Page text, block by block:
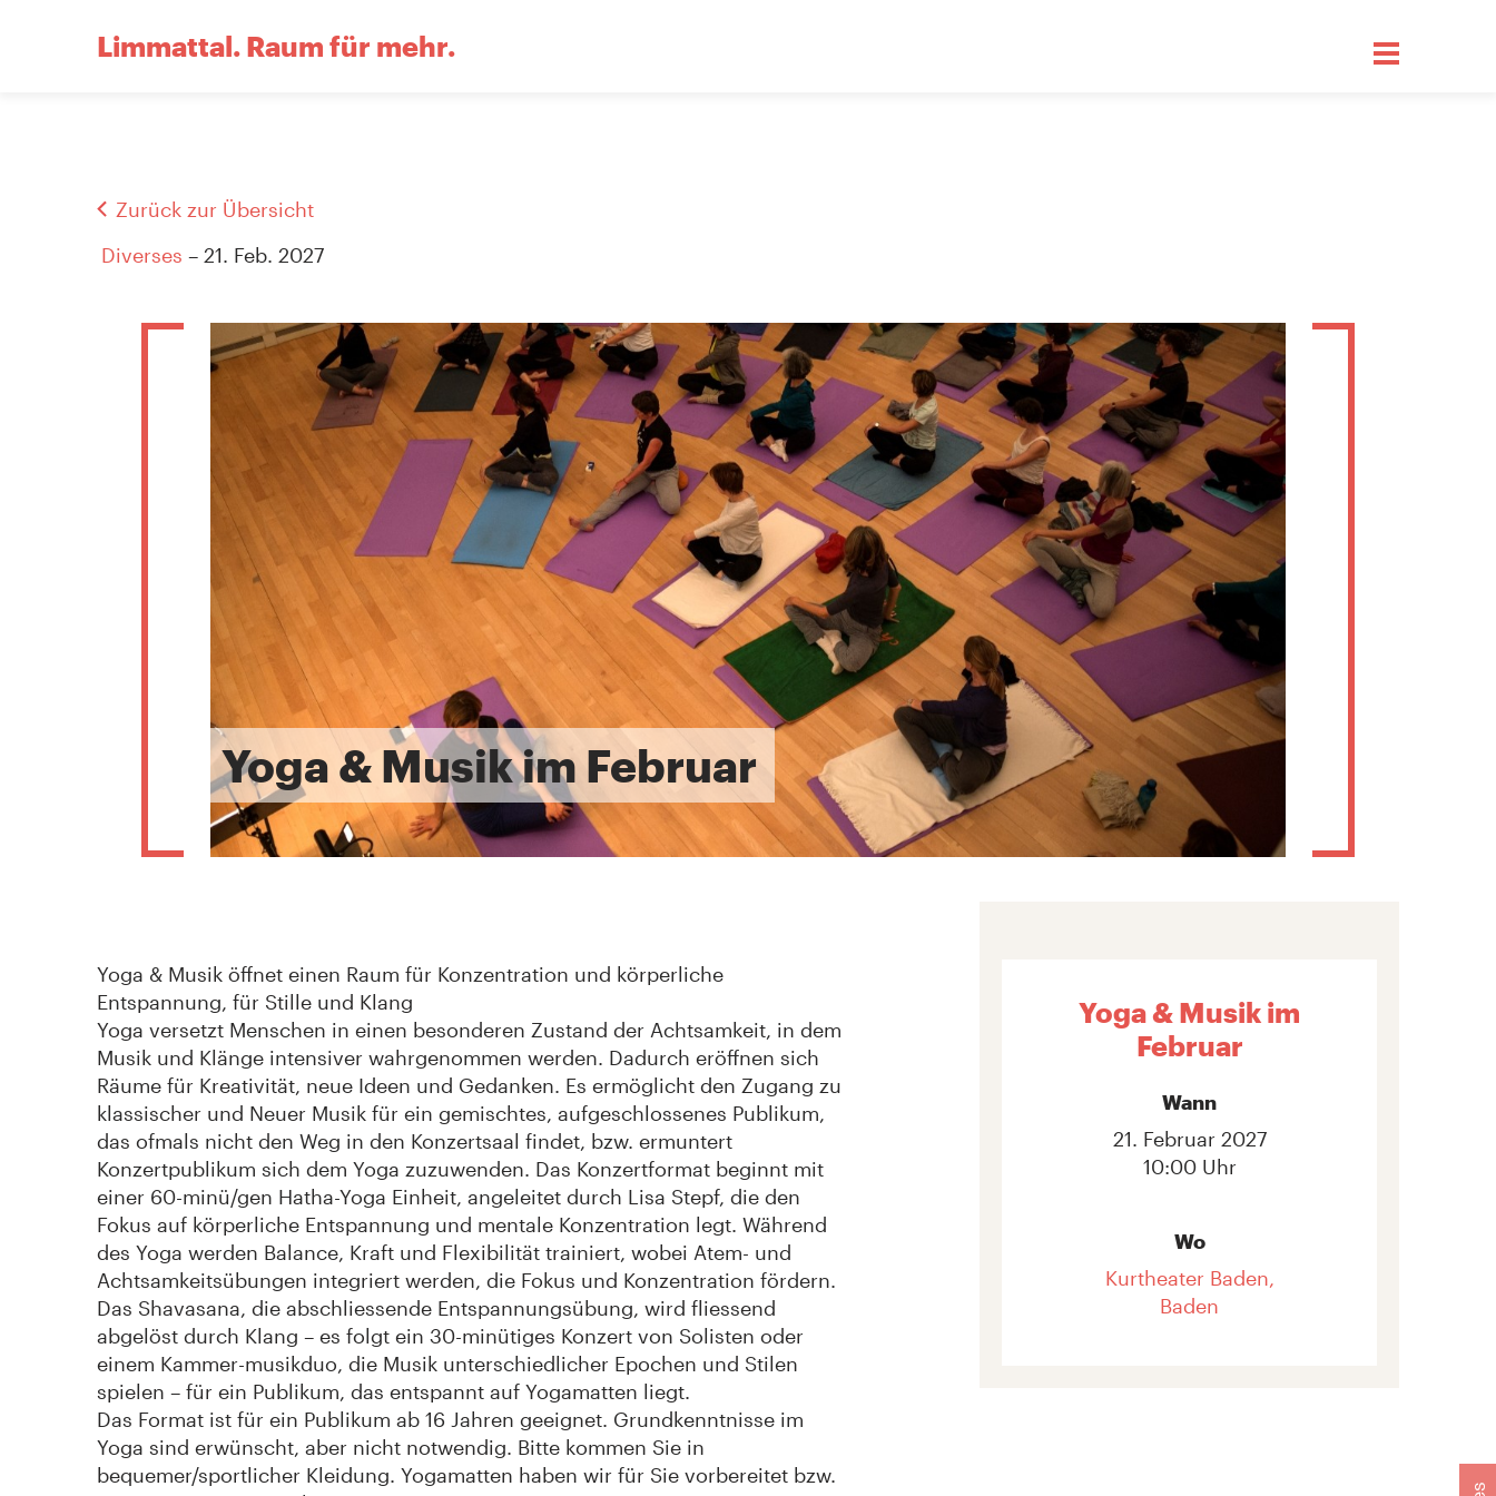
Limmattal. Raum für mehr.
Zurück zur Übersicht
Diverses – 21. Feb. 2027
Yoga & Musik im Februar
Yoga & Musik öffnet einen Raum für Konzentration und körperliche
Entspannung, für Stille und Klang
Yoga versetzt Menschen in einen besonderen Zustand der Achtsamkeit, in dem
Musik und Klänge intensiver wahrgenommen werden. Dadurch eröffnen sich
Räume für Kreativität, neue Ideen und Gedanken. Es ermöglicht den Zugang zu
klassischer und Neuer Musik für ein gemischtes, aufgeschlossenes Publikum,
das ofmals nicht den Weg in den Konzertsaal findet, bzw. ermuntert
Konzertpublikum sich dem Yoga zuzuwenden. Das Konzertformat beginnt mit
einer 60-minü/gen Hatha-Yoga Einheit, angeleitet durch Lisa Stepf, die den
Fokus auf körperliche Entspannung und mentale Konzentration legt. Während
des Yoga werden Balance, Kraft und Flexibilität trainiert, wobei Atem- und
Achtsamkeitsübungen integriert werden, die Fokus und Konzentration fördern.
Das Shavasana, die abschliessende Entspannungsübung, wird fliessend
abgelöst durch Klang – es folgt ein 30-minütiges Konzert von Solisten oder
einem Kammer-musikduo, die Musik unterschiedlicher Epochen und Stilen
spielen – für ein Publikum, das entspannt auf Yogamatten liegt.
Das Format ist für ein Publikum ab 16 Jahren geeignet. Grundkenntnisse im
Yoga sind erwünscht, aber nicht notwendig. Bitte kommen Sie in
bequemer/sportlicher Kleidung. Yogamatten haben wir für Sie vorbereitet bzw.
Yoga & Musik im
Februar
Wann
21. Februar 2027
10:00 Uhr
Wo
Kurtheater Baden,
Baden